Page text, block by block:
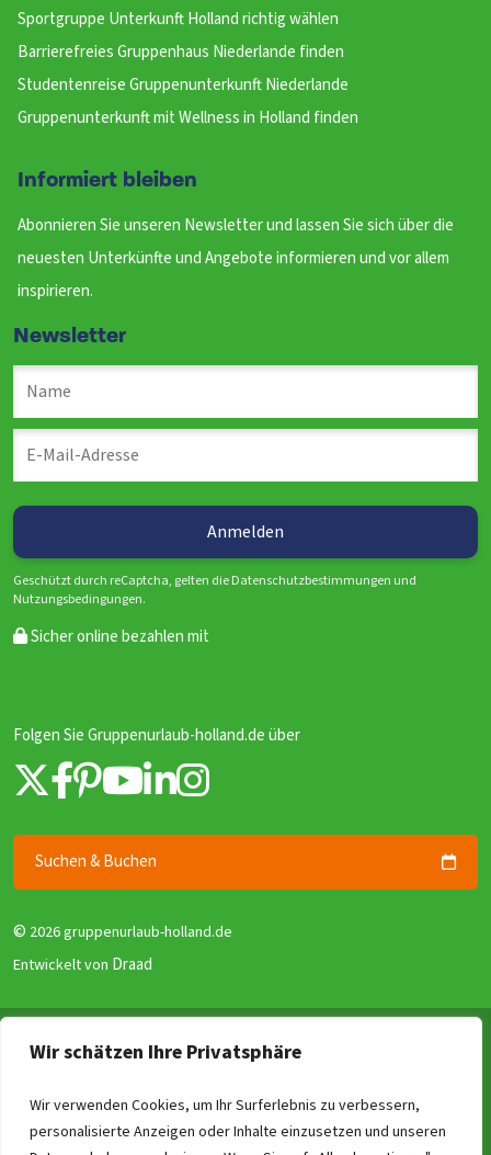
Wir schätzen Ihre Privatsphäre
Wir verwenden Cookies, um Ihr Surferlebnis zu verbessern,
personalisierte Anzeigen oder Inhalte einzusetzen und unseren
Sportgruppe Unterkunft Holland richtig wählen
Barrierefreies Gruppenhaus Niederlande finden
Studentenreise Gruppenunterkunft Niederlande
Gruppenunterkunft mit Wellness in Holland finden
Informiert bleiben
Abonnieren Sie unseren Newsletter und lassen Sie sich über die
neuesten Unterkünfte und Angebote informieren und vor allem
inspirieren.
Newsletter
Geschützt durch reCaptcha, gelten die Datenschutzbestimmungen und
Nutzungsbedingungen.
Sicher online bezahlen mit
Folgen Sie Gruppenurlaub-holland.de über
Suchen & Buchen
© 2026 gruppenurlaub-holland.de
Entwickelt von Draad
Garantie für Gruppenunterkünfte (GGG)
Disclaimer